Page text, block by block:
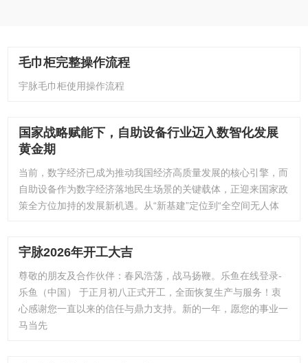
毛巾柜完整操作流程
宇脉毛巾柜使用操作流程
国家战略赋能下，自助设备行业迈入数智化发展
黄金期
当前，数字经济已成为推动我国经济高质量发展的核心引擎，而
自助设备作为数字经济落地民生场景的关键载体，正迎来国家政
策全方位加持的发展新机遇。从“新基建”定位到“全空间无人体
宇脉2026年开工大吉
尊敬的朋友及合作伙伴：春风浩荡，战马扬鞭。乐鱼在线登录-
乐鱼（中国） 于正月初八正式开工，全面恢复生产与服务！衷
心感谢您一直以来的信任与鼎力支持。新的一年，愿您的事业一
马当先